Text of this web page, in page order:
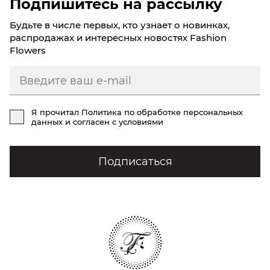
Подходит для:
универсальных подарков
ЧЕМ МИКС РОЗ ОТЛИЧАЕТСЯ ОТ МОНО-
более яркий и динамичный, чем однотонные
универсален по восприятию
Это праздник в одном букете.
Подпишитесь на рассылку
Будьте в числе первых, кто узнает о новинках,
распродажах и интересных новостях Fashion
Flowers
Я прочитал Политика по обработке персональных
данных и согласен с условиями
Подписаться